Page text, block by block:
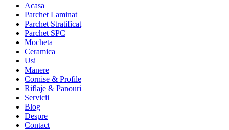
Acasa
Parchet Laminat
Parchet Stratificat
Parchet SPC
Mocheta
Ceramica
Usi
Manere
Cornise & Profile
Riflaje & Panouri
Servicii
Blog
Despre
Contact